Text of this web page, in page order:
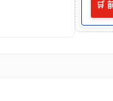
🛒